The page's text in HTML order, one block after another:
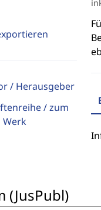
/ Herausgeber
/ zum
(JusPubl)